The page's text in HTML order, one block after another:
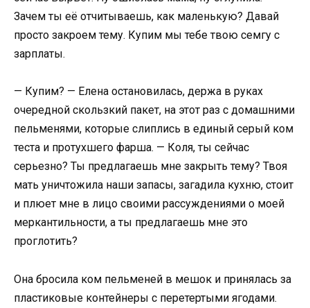
Зачем ты её отчитываешь, как маленькую? Давай
просто закроем тему. Купим мы тебе твою семгу с
зарплаты.
— Купим? — Елена остановилась, держа в руках
очередной скользкий пакет, на этот раз с домашними
пельменями, которые слиплись в единый серый ком
теста и протухшего фарша. — Коля, ты сейчас
серьезно? Ты предлагаешь мне закрыть тему? Твоя
мать уничтожила наши запасы, загадила кухню, стоит
и плюет мне в лицо своими рассуждениями о моей
меркантильности, а ты предлагаешь мне это
проглотить?
Она бросила ком пельменей в мешок и принялась за
пластиковые контейнеры с перетертыми ягодами.